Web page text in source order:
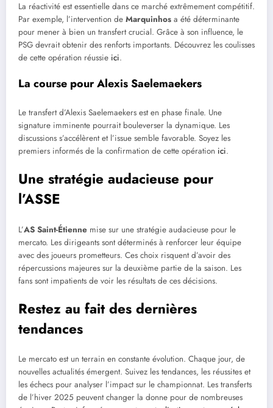
La réactivité est essentielle dans ce marché extrêmement compétitif.
Par exemple, l’intervention de Marquinhos a été déterminante
pour mener à bien un transfert crucial. Grâce à son influence, le
PSG devrait obtenir des renforts importants. Découvrez les coulisses
de cette opération réussie ici.
La course pour Alexis Saelemaekers
Le transfert d’Alexis Saelemaekers est en phase finale. Une
signature imminente pourrait bouleverser la dynamique. Les
discussions s’accélèrent et l’issue semble favorable. Soyez les
premiers informés de la confirmation de cette opération ici.
Une stratégie audacieuse pour
l’ASSE
L’AS Saint-Étienne mise sur une stratégie audacieuse pour le
mercato. Les dirigeants sont déterminés à renforcer leur équipe
avec des joueurs prometteurs. Ces choix risquent d’avoir des
répercussions majeures sur la deuxième partie de la saison. Les
fans sont impatients de voir les résultats de ces décisions.
Restez au fait des dernières
tendances
Le mercato est un terrain en constante évolution. Chaque jour, de
nouvelles actualités émergent. Suivez les tendances, les réussites et
les échecs pour analyser l’impact sur le championnat. Les transferts
de l’hiver 2025 peuvent changer la donne pour de nombreuses